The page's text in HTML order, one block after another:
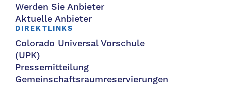
Werden Sie Anbieter
Aktuelle Anbieter
DIREKTLINKS
Colorado Universal Vorschule
(UPK)
Pressemitteilung
Gemeinschaftsraumreservierungen